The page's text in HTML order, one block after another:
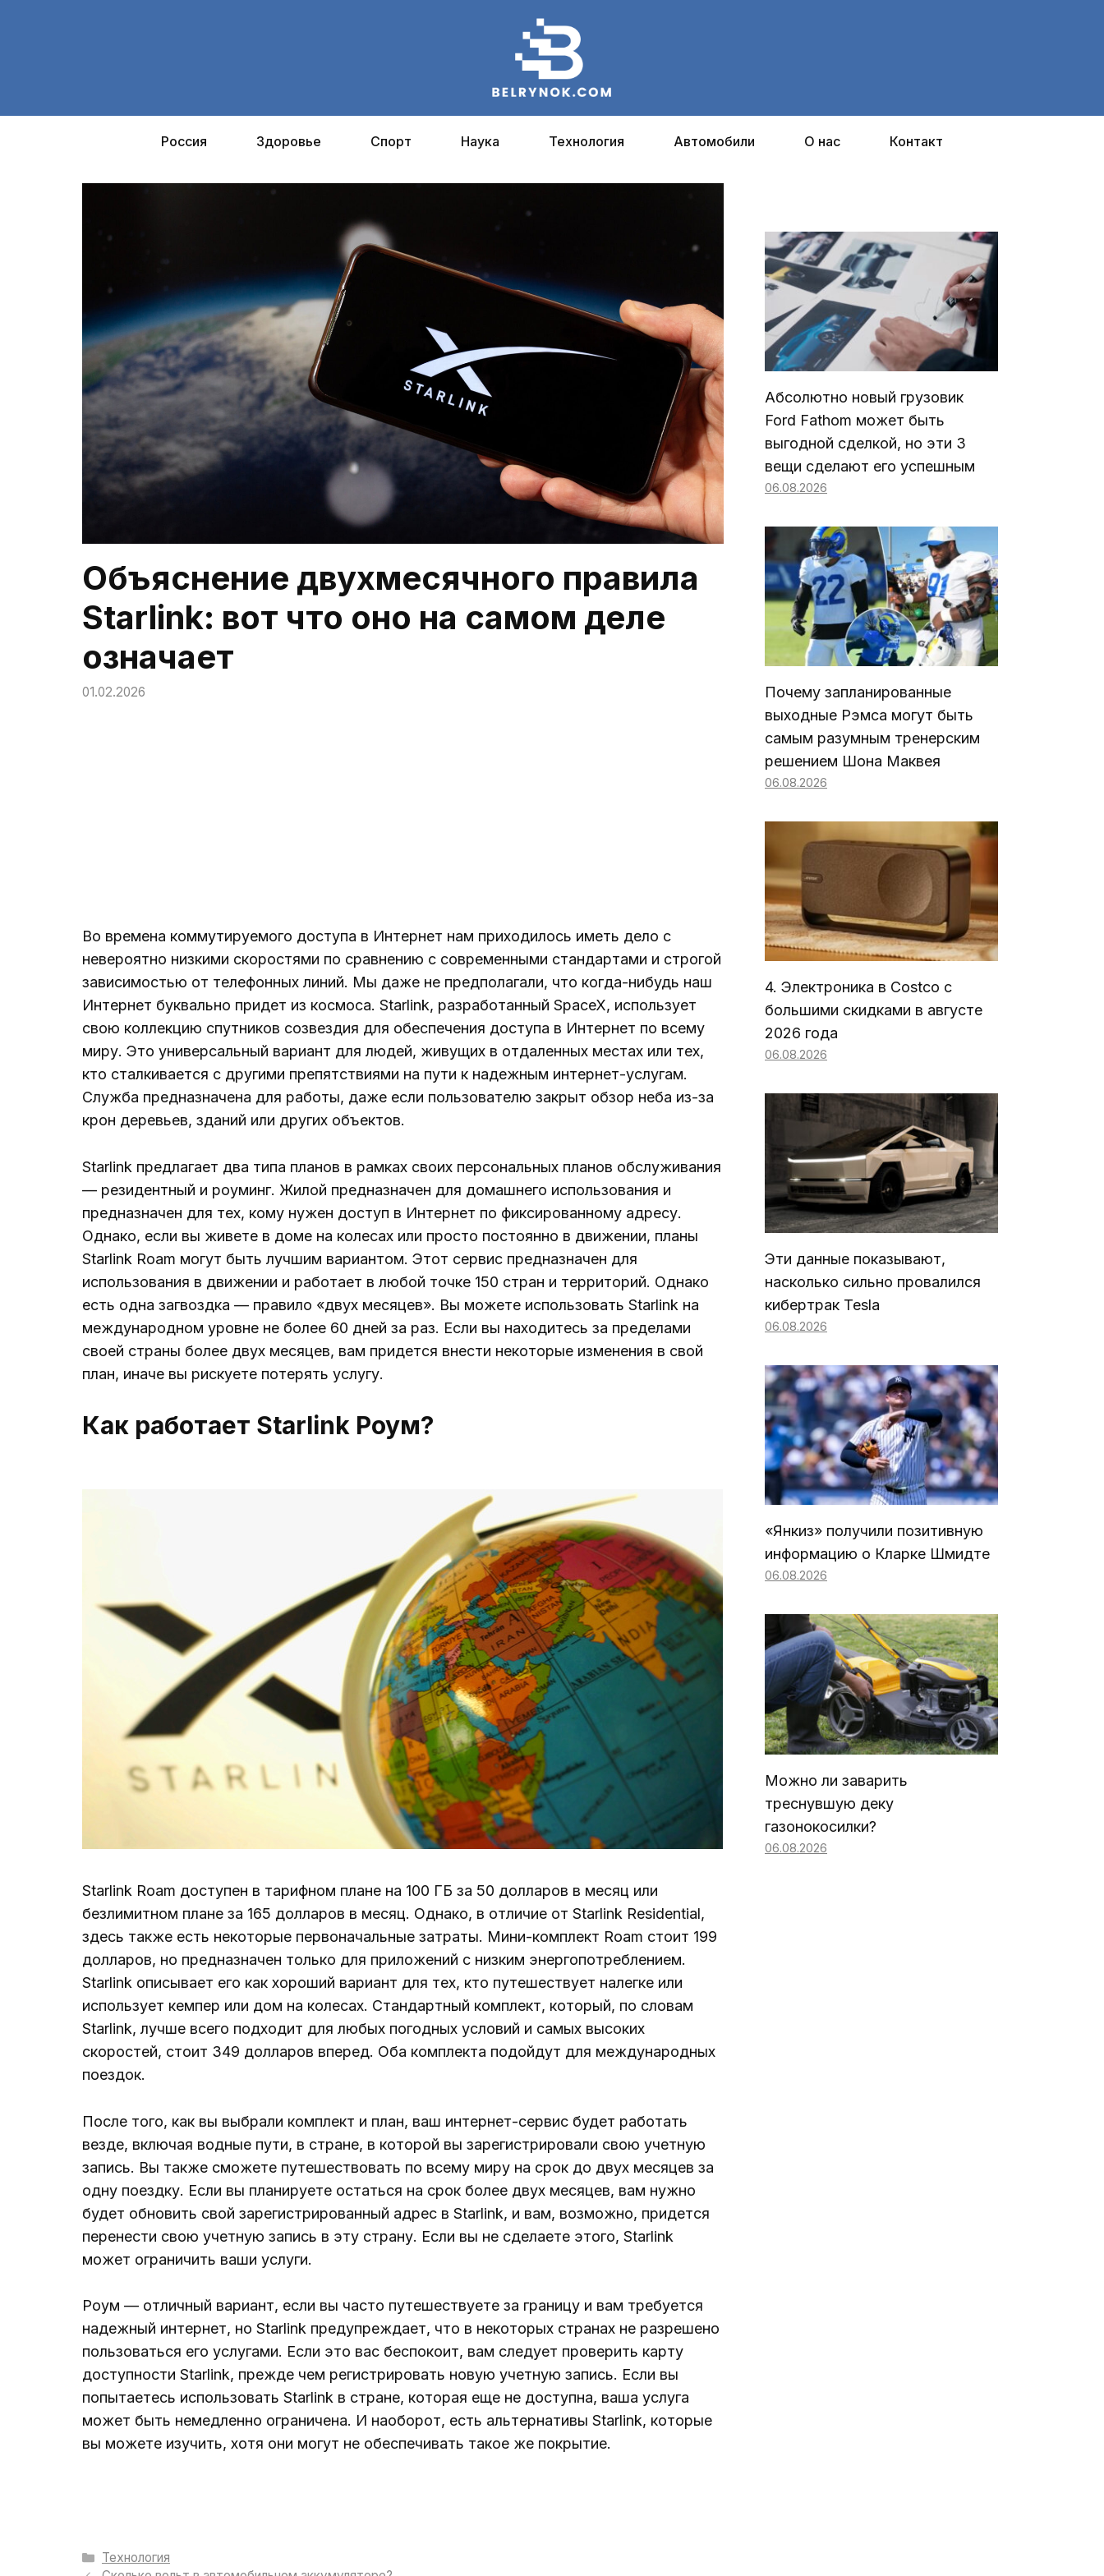
Россия Здоровье Спорт Наука Технология Автомобили О нас Контакт
Объяснение двухмесячного правила
Starlink: вот что оно на самом деле
означает
01.02.2026
Во времена коммутируемого доступа в Интернет нам приходилось иметь дело с
невероятно низкими скоростями по сравнению с современными стандартами и строгой
зависимостью от телефонных линий. Мы даже не предполагали, что когда-нибудь наш
Интернет буквально придет из космоса. Starlink, разработанный SpaceX, использует
свою коллекцию спутников созвездия для обеспечения доступа в Интернет по всему
миру. Это универсальный вариант для людей, живущих в отдаленных местах или тех,
кто сталкивается с другими препятствиями на пути к надежным интернет-услугам.
Служба предназначена для работы, даже если пользователю закрыт обзор неба из-за
крон деревьев, зданий или других объектов.
Starlink предлагает два типа планов в рамках своих персональных планов обслуживания
— резидентный и роуминг. Жилой предназначен для домашнего использования и
предназначен для тех, кому нужен доступ в Интернет по фиксированному адресу.
Однако, если вы живете в доме на колесах или просто постоянно в движении, планы
Starlink Roam могут быть лучшим вариантом. Этот сервис предназначен для
использования в движении и работает в любой точке 150 стран и территорий. Однако
есть одна загвоздка — правило «двух месяцев». Вы можете использовать Starlink на
международном уровне не более 60 дней за раз. Если вы находитесь за пределами
своей страны более двух месяцев, вам придется внести некоторые изменения в свой
план, иначе вы рискуете потерять услугу.
Как работает Starlink Роум?
Starlink Roam доступен в тарифном плане на 100 ГБ за 50 долларов в месяц или
безлимитном плане за 165 долларов в месяц. Однако, в отличие от Starlink Residential,
здесь также есть некоторые первоначальные затраты. Мини-комплект Roam стоит 199
долларов, но предназначен только для приложений с низким энергопотреблением.
Starlink описывает его как хороший вариант для тех, кто путешествует налегке или
использует кемпер или дом на колесах. Стандартный комплект, который, по словам
Starlink, лучше всего подходит для любых погодных условий и самых высоких
скоростей, стоит 349 долларов вперед. Оба комплекта подойдут для международных
поездок.
После того, как вы выбрали комплект и план, ваш интернет-сервис будет работать
везде, включая водные пути, в стране, в которой вы зарегистрировали свою учетную
запись. Вы также сможете путешествовать по всему миру на срок до двух месяцев за
одну поездку. Если вы планируете остаться на срок более двух месяцев, вам нужно
будет обновить свой зарегистрированный адрес в Starlink, и вам, возможно, придется
перенести свою учетную запись в эту страну. Если вы не сделаете этого, Starlink
может ограничить ваши услуги.
Роум — отличный вариант, если вы часто путешествуете за границу и вам требуется
надежный интернет, но Starlink предупреждает, что в некоторых странах не разрешено
пользоваться его услугами. Если это вас беспокоит, вам следует проверить карту
доступности Starlink, прежде чем регистрировать новую учетную запись. Если вы
попытаетесь использовать Starlink в стране, которая еще не доступна, ваша услуга
может быть немедленно ограничена. И наоборот, есть альтернативы Starlink, которые
вы можете изучить, хотя они могут не обеспечивать такое же покрытие.
Рубрики
Технология
Абсолютно новый грузовик
Ford Fathom может быть
выгодной сделкой, но эти 3
вещи сделают его успешным
06.08.2026
Почему запланированные
выходные Рэмса могут быть
самым разумным тренерским
решением Шона Маквея
06.08.2026
4. Электроника в Costco с
большими скидками в августе
2026 года
06.08.2026
Эти данные показывают,
насколько сильно провалился
кибертрак Tesla
06.08.2026
«Янкиз» получили позитивную
информацию о Кларке Шмидте
06.08.2026
Можно ли заварить
треснувшую деку
газонокосилки?
06.08.2026